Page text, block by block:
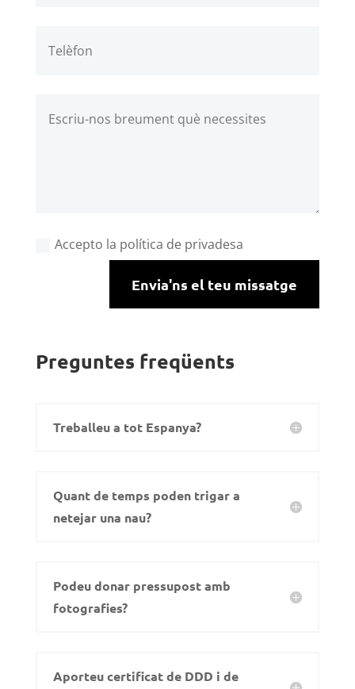
Accepto la política de privadesa
Envia'ns el teu missatge
Preguntes freqüents
Treballeu a tot Espanya?
Quant de temps poden trigar a
netejar una nau?
Podeu donar pressupost amb
fotografies?
Aporteu certificat de DDD i de